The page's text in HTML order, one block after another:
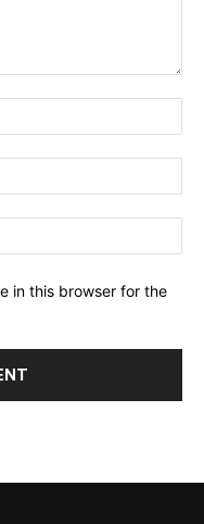
in this browser for the